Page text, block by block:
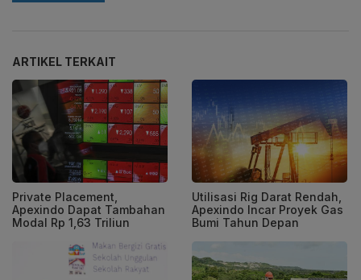
ARTIKEL TERKAIT
Private Placement,
Apexindo Dapat Tambahan
Modal Rp 1,63 Triliun
Utilisasi Rig Darat Rendah,
Apexindo Incar Proyek Gas
Bumi Tahun Depan